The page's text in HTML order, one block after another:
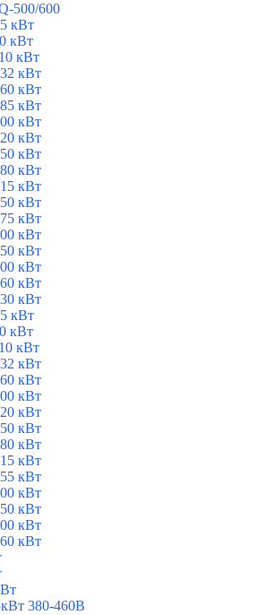
500/600
кВт
кВт
кВт
кВт
кВт
кВт
кВт
кВт
кВт
кВт
кВт
кВт
кВт
кВт
кВт
кВт
кВт
кВт
кВт
кВт
кВт
кВт
кВт
кВт
кВт
кВт
кВт
кВт
кВт
кВт
кВт
кВт
кВт
380-460В